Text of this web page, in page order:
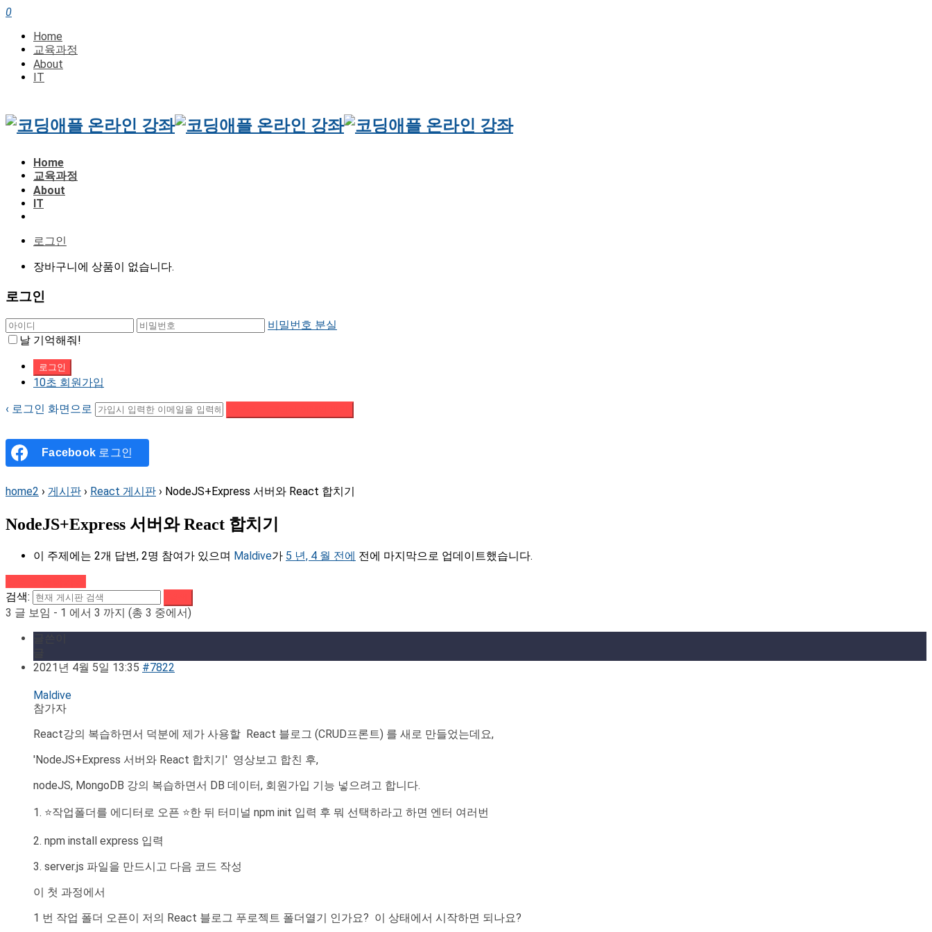
0
Home
교육과정
About
IT
Home
교육과정
About
IT
로그인
장바구니에 상품이 없습니다.
로그인
비밀번호 분실
날 기억해줘!
10초 회원가입
‹ 로그인 화면으로
Facebook 로그인
home2 › 게시판 › React 게시판 › NodeJS+Express 서버와 React 합치기
NodeJS+Express 서버와 React 합치기
이 주제에는 2개 답변, 2명 참여가 있으며 Maldive가 5 년, 4 월 전에 전에 마지막으로 업데이트했습니다.
검색:
3 글 보임 - 1 에서 3 까지 (총 3 중에서)
2021년 4월 5일 13:35 #7822
Maldive
참가자
React강의 복습하면서 덕분에 제가 사용할 React 블로그 (CRUD프론트) 를 새로 만들었는데요,
'NodeJS+Express 서버와 React 합치기' 영상보고 합친 후,
nodeJS, MongoDB 강의 복습하면서 DB 데이터, 회원가입 기능 넣으려고 합니다.
1. ⭐작업폴더를 에디터로 오픈 ⭐한 뒤 터미널 npm init 입력 후 뭐 선택하라고 하면 엔터 여러번
2. npm install express 입력
3. server.js 파일을 만드시고 다음 코드 작성
이 첫 과정에서
1 번 작업 폴더 오픈이 저의 React 블로그 푸로젝트 폴더열기 인가요? 이 상태에서 시작하면 되나요?